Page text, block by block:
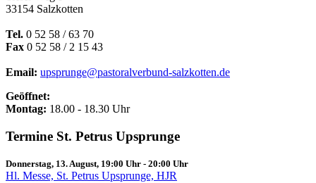
33154 Salzkotten
Tel. 0 52 58 / 63 70
Fax 0 52 58 / 2 15 43
Email: upsprunge@pastoralverbund-salzkotten.de
Geöffnet:
Montag: 18.00 - 18.30 Uhr
Termine St. Petrus Upsprunge
Donnerstag, 13. August, 19:00 Uhr - 20:00 Uhr
Hl. Messe, St. Petrus Upsprunge, HJR